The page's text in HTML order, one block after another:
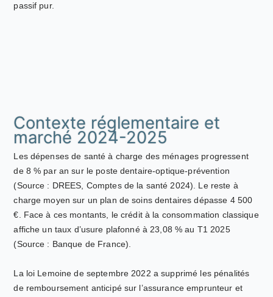
passif pur.
Contexte réglementaire et
marché 2024-2025
Les dépenses de santé à charge des ménages progressent
de 8 % par an sur le poste dentaire-optique-prévention
(Source : DREES, Comptes de la santé 2024). Le reste à
charge moyen sur un plan de soins dentaires dépasse 4 500
€. Face à ces montants, le crédit à la consommation classique
affiche un taux d’usure plafonné à 23,08 % au T1 2025
(Source : Banque de France).
La loi Lemoine de septembre 2022 a supprimé les pénalités
de remboursement anticipé sur l’assurance emprunteur et